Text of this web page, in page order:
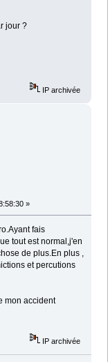
jour ?
IP archivée
»
fais
tout est normal,j'en
de plus.En plus ,
et percutions
mon accident
IP archivée